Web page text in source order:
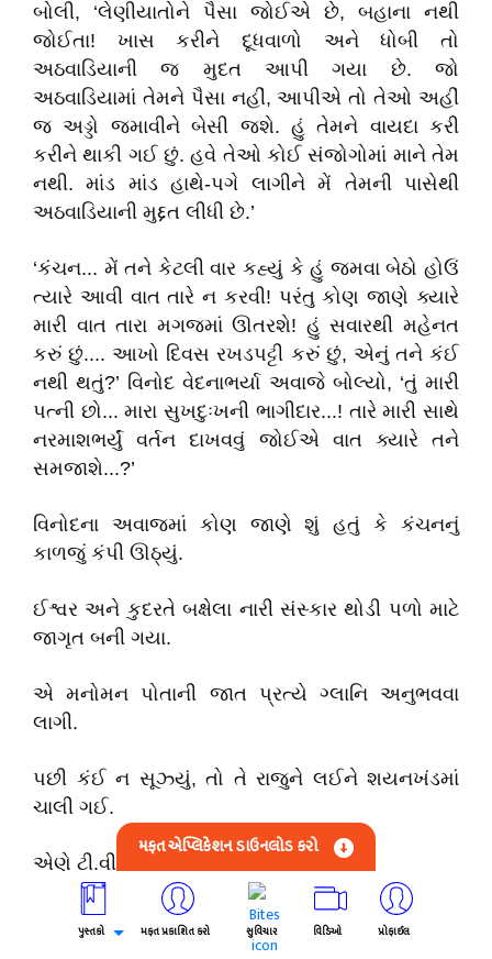
બોલી, ‘લેણીયાતોને પૈસા જોઈએ છે, બહાના નથી
જોઈતા! ખાસ કરીને દૂધવાળો અને ધોબી તો
અઠવાડિયાની જ મુદત આપી ગયા છે. જો
અઠવાડિયામાં તેમને પૈસા નહીં, આપીએ તો તેઓ અહીં
જ અડ્ડો જમાવીને બેસી જશે. હું તેમને વાયદા કરી
કરીને થાકી ગઈ છું. હવે તેઓ કોઈ સંજોગોમાં માને તેમ
નથી. માંડ માંડ હાથે-પગે લાગીને મેં તેમની પાસેથી
અઠવાડિયાની મુદ્દત લીધી છે.’
‘કંચન... મેં તને કેટલી વાર કહ્યું કે હું જમવા બેઠો હોઉં
ત્યારે આવી વાત તારે ન કરવી! પરંતુ કોણ જાણે ક્યારે
મારી વાત તારા મગજમાં ઊતરશે! હું સવારથી મહેનત
કરું છું.... આખો દિવસ રખડપટ્ટી કરું છું, એનું તને કંઈ
નથી થતું?’ વિનોદ વેદનાભર્યા અવાજે બોલ્યો, ‘તું મારી
પત્ની છો... મારા સુખદુઃખની ભાગીદાર...! તારે મારી સાથે
નરમાશભર્યું વર્તન દાખવવું જોઈએ વાત ક્યારે તને
સમજાશે...?’
વિનોદના અવાજમાં કોણ જાણે શું હતું કે કંચનનું
કાળજું કંપી ઊઠ્યું.
ઈશ્વર અને કુદરતે બક્ષેલા નારી સંસ્કાર થોડી પળો માટે
જાગૃત બની ગયા.
એ મનોમન પોતાની જાત પ્રત્યે ગ્લાનિ અનુભવવા
લાગી.
પછી કંઈ ન સૂઝ્યું, તો તે રાજુને લઈને શયનખંડમાં
ચાલી ગઈ.
એણે ટી.વી. ચાલુ કર્યું.
અંગ્રેજીમાં સમાચાર આવતા હતા.
મફત એપ્લિકેશન ડાઉનલોડ કરો
પુસ્તકો મફત પ્રકાશિત કરો સુવિચાર વિડિઓ પ્રોફાઈલ